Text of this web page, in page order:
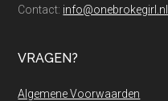
Contact: info@onebrokegirl.nl
VRAGEN?
Algemene Voorwaarden